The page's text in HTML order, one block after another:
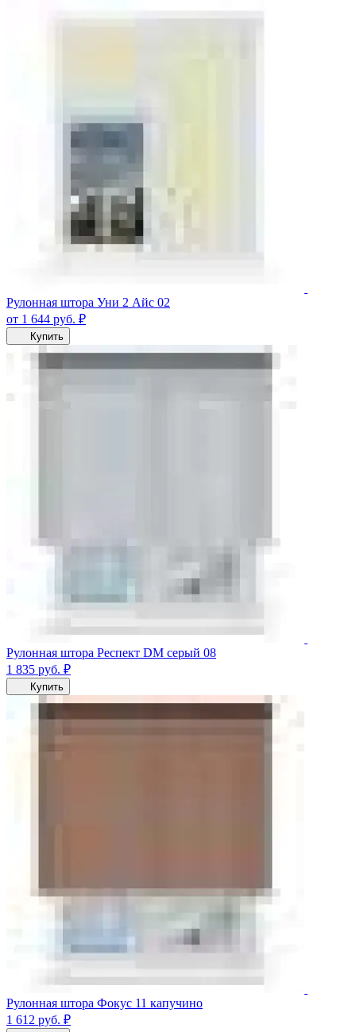
Рулонная штора Уни 2 Айс 02
от 1 644 руб. ₽
Купить
Рулонная штора Респект DM серый 08
1 835 руб. ₽
Купить
Рулонная штора Фокус 11 капучино
1 612 руб. ₽